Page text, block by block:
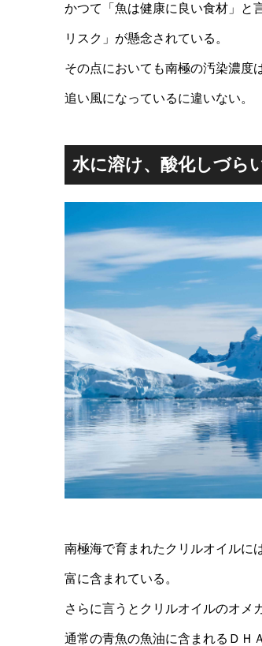
かつて「魚は健康に良い食材」と
リスク」が懸念されている。
その点においても南極の汚染濃度
追い風になっているに違いない。
水に溶け、酸化しづら
南極海で育まれたクリルオイルに
富に含まれている。
さらに言うとクリルオイルのオメ
通常の青魚の魚油に含まれるＤＨ